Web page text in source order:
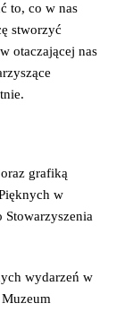
to, co w nas
stworzyć
otaczającej nas
grafiką
w
wydarzeń w